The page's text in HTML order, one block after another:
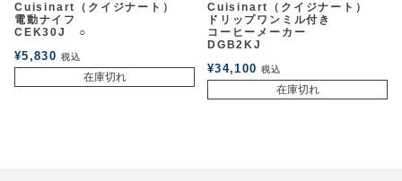
Cuisinart（クイジナート）
電動ナイフ
CEK30J ○
¥5,830 税込
在庫切れ
Cuisinart（クイジナート）
ドリップワンミル付き
コーヒーメーカー
DGB2KJ
¥34,100 税込
在庫切れ